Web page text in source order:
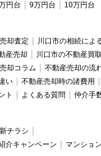
円台 9万円台 10万円台
売却査定
川口市の相続によ
産売却
川口市の不動産買取
却コラム
不動産売却の流
い
不動産売却時の諸費用
ト
よくある質問 仲介手
チラシ
介キャンペーン
マンショ